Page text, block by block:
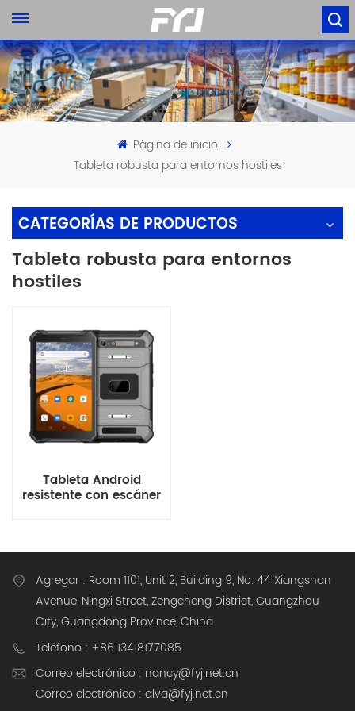
Página de inicio
Tableta robusta para entornos hostiles
CATEGORÍAS DE PRODUCTOS
Tableta robusta para entornos
hostiles
Tableta Android
resistente con escáner
Agregar : Room 1101, Unit 2, Building 9, No. 44 Xiangshan
Avenue, Ningxi Street, Zengcheng District, Guangzhou
City, Guangdong Province, China
Teléfono : +86 13418177085
Correo electrónico : nancy@fyj.net.cn
Correo electrónico : alva@fyj.net.cn